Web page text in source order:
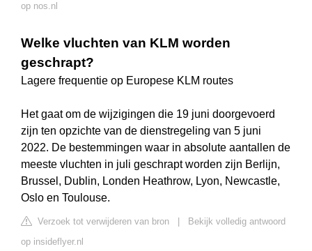
op nos.nl
Welke vluchten van KLM worden
geschrapt?
Lagere frequentie op Europese KLM routes
Het gaat om de wijzigingen die 19 juni doorgevoerd
zijn ten opzichte van de dienstregeling van 5 juni
2022. De bestemmingen waar in absolute aantallen de
meeste vluchten in juli geschrapt worden zijn Berlijn,
Brussel, Dublin, Londen Heathrow, Lyon, Newcastle,
Oslo en Toulouse.
Verzoek tot verwijderen van bron
Bekijk volledig antwoord
op insideflyer.nl